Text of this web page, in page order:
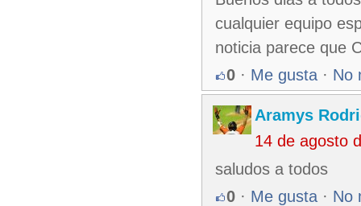
cualquier equipo
noticia parece que
0 · Me gusta · No
Aramys
14 de agosto
saludos a todos
0 · Me gusta · No